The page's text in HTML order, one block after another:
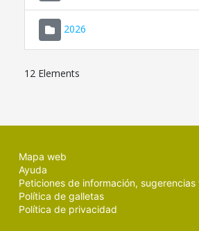
2026
12 Elements
Mapa web
Ayuda
Peticiones de información, sugerencias
Política de galletas
Política de privacidad